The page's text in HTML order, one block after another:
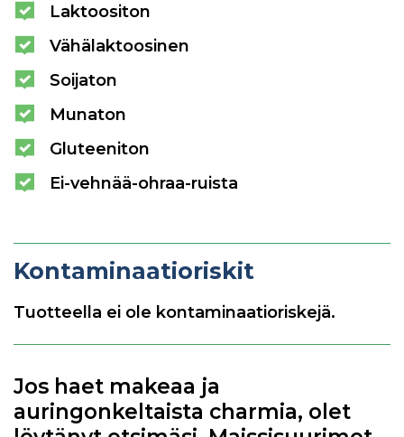
Laktoositon
Vähälaktoosinen
Soijaton
Munaton
Gluteeniton
Ei-vehnää-ohraa-ruista
Kontaminaatioriskit
Tuotteella ei ole kontaminaatioriskejä.
Jos haet makeaa ja
auringonkeltaista charmia, olet